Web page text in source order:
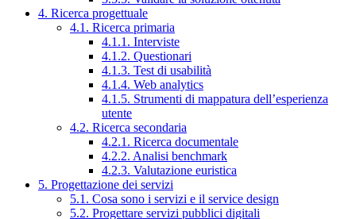
4. Ricerca progettuale
4.1. Ricerca primaria
4.1.1. Interviste
4.1.2. Questionari
4.1.3. Test di usabilità
4.1.4. Web analytics
4.1.5. Strumenti di mappatura dell’esperienza
utente
4.2. Ricerca secondaria
4.2.1. Ricerca documentale
4.2.2. Analisi benchmark
4.2.3. Valutazione euristica
5. Progettazione dei servizi
5.1. Cosa sono i servizi e il service design
5.2. Progettare servizi pubblici digitali